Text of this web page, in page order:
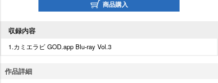
商品購入
収録内容
1.カミエラビ GOD.app Blu-ray Vol.3
作品詳細